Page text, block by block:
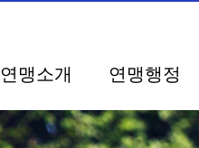
연맹소개 연맹행정